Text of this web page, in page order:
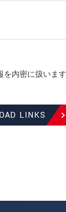
内密に扱います
LINKS